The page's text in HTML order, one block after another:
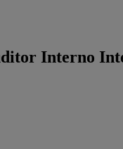
Interno